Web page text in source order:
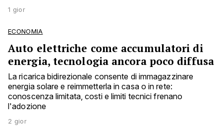
1 gior
ECONOMIA
Auto elettriche come accumulatori di
energia, tecnologia ancora poco diffusa
La ricarica bidirezionale consente di immagazzinare
energia solare e reimmetterla in casa o in rete:
conoscenza limitata, costi e limiti tecnici frenano
l'adozione
2 gior